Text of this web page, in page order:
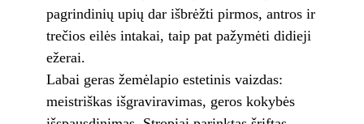
pagrindinių upių dar išbrėžti pirmos, antros ir
trečios eilės intakai, taip pat pažymėti didieji
ežerai.
Labai geras žemėlapio estetinis vaizdas:
meistriškas išgraviravimas, geros kokybės